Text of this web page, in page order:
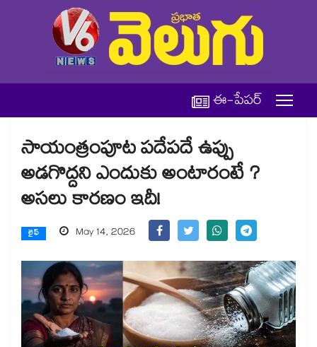
ఈ-పేపర్
సాయంత్రంపూట పదేపదే ఉప్పు
అడగొద్దని ఎందుకు అంటారంటే ?
అసలు కారణం ఇదీ!
లైఫ్ May 14, 2026